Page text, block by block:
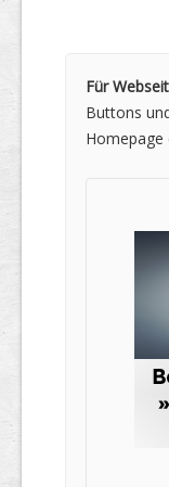
Für
Buttons
Homepage